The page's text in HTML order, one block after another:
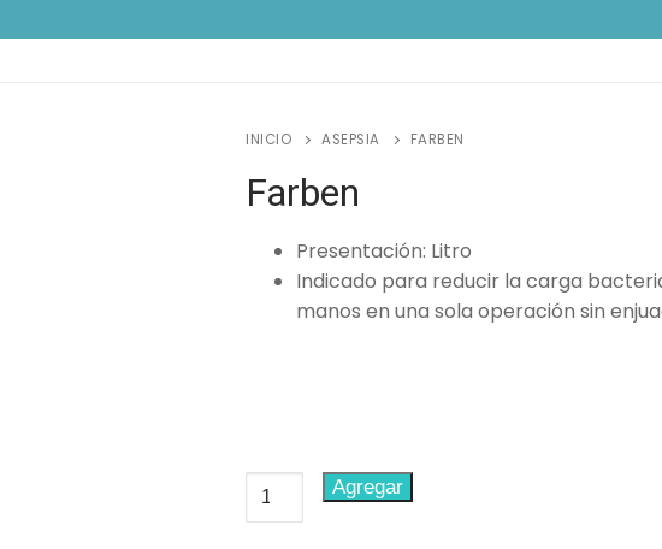
INICIO ASEPSIA FARBEN
Farben
Presentación: Litro
Indicado para reducir la carga
manos en una sola operación sin
Farben
cantidad
Agregar